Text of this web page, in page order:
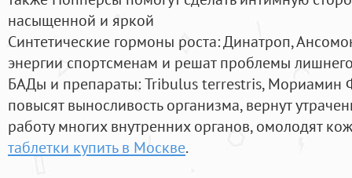
насыщенной и яркой
Синтетические гормоны роста: Динатроп,
энергии спортсменам и решат проблемы
БАДы и препараты:Tribulus terrestris, Мориамин
повысят выносливость организма, вернут
работу многих внутренних органов, омолодят
таблетки купить в Москве.